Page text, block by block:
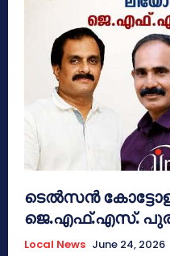
ടെൽസൻ
ജെ.എഫ്.എസ്.
Local News June 24, 2026